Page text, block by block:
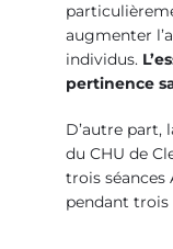
augmenter
individus.
pertinence
D’autre part,
du CHU de
trois séances
pendant trois